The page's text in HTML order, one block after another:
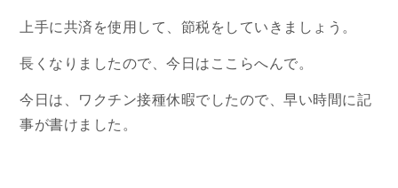
上手に共済を使用して、節税をしていきましょう。
長くなりましたので、今日はここらへんで。
今日は、ワクチン接種休暇でしたので、早い時間に記
事が書けました。